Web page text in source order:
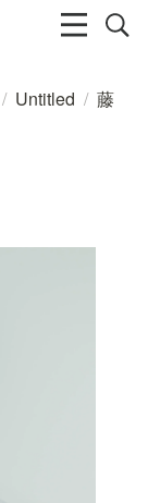
/ Untitled / 藤